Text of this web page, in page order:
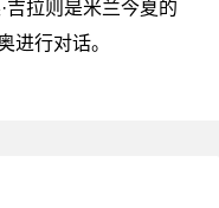
吉拉则是米兰今夏的
进行对话。